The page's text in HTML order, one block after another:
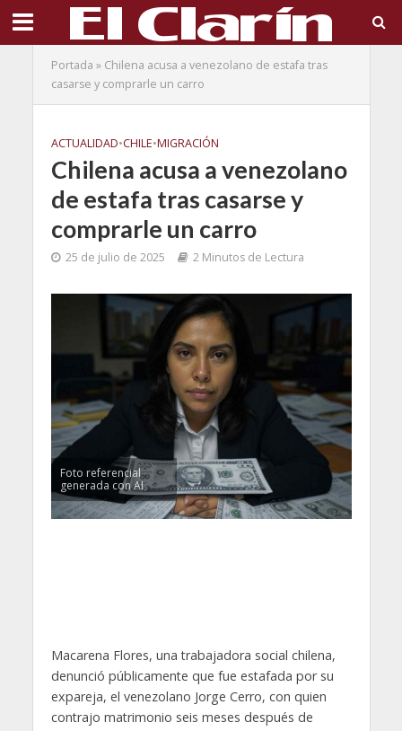
Portada » Chilena acusa a venezolano de estafa tras
casarse y comprarle un carro
ACTUALIDAD•CHILE•MIGRACIÓN
Chilena acusa a venezolano
de estafa tras casarse y
comprarle un carro
25 de julio de 2025 2 Minutos de Lectura
Foto referencial
generada con AI
Macarena Flores, una trabajadora social chilena,
denunció públicamente que fue estafada por su
expareja, el venezolano Jorge Cerro, con quien
contrajo matrimonio seis meses después de